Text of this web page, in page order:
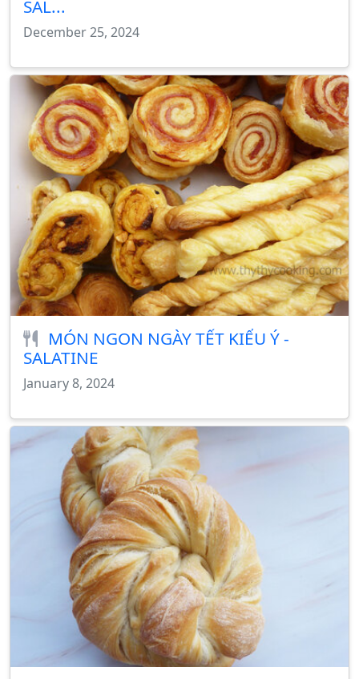
SAL...
December 25, 2024
MÓN NGON NGÀY TẾT KIỂU Ý -
SALATINE
January 8, 2024